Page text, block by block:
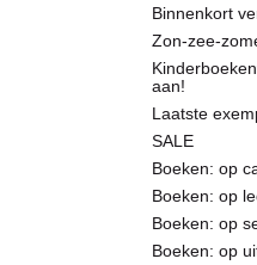
Binnenkort
Zon-zee-
aan!
Laatste
SALE
Boeken: op
Boeken: op
Boeken: op
Boeken: op